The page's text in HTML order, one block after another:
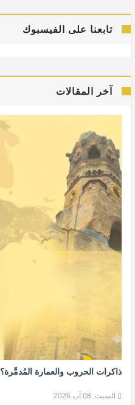
تابعنا على الفيسبوك
آخر المقالات
ذاكرات الحروب والعمارة المُدمَّرة؟
السبت, 08 آب 2026